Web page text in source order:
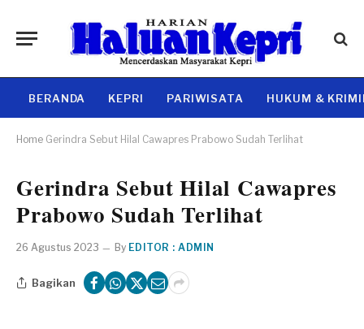
BERANDA KEPRI PARIWISATA HUKUM &
Home Gerindra Sebut Hilal Cawapres Prabowo Sudah Terlihat
Gerindra Sebut Hilal Cawapres
Prabowo Sudah Terlihat
26 Agustus 2023 By EDITOR : ADMIN
Bagikan